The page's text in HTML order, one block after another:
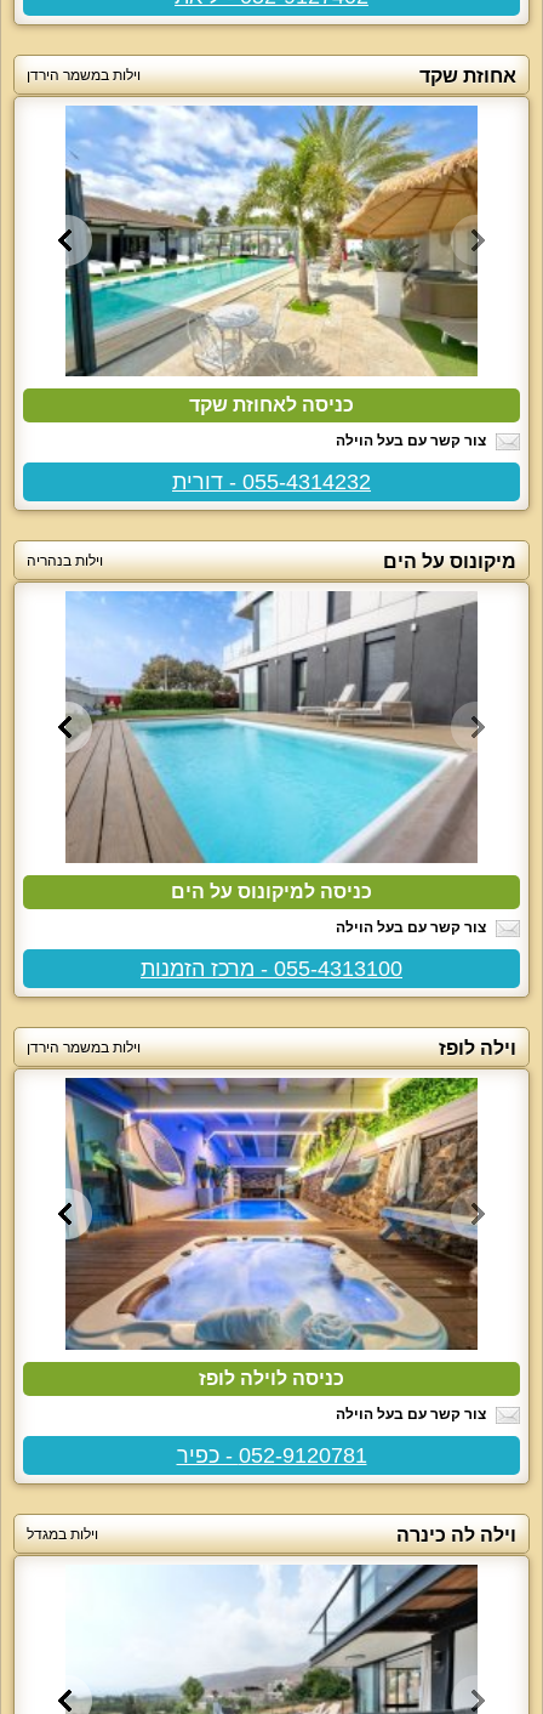
אחוזת שקד וילות במשמר הירדן
כניסה לאחוזת שקד
צור קשר עם בעל הוילה
055-4314232 - דורית
מיקונוס על הים וילות בנהריה
כניסה למיקונוס על הים
צור קשר עם בעל הוילה
055-4313100 - מרכז הזמנות
וילה לופז וילות במשמר הירדן
כניסה לוילה לופז
צור קשר עם בעל הוילה
052-9120781 - כפיר
וילה לה כינרה וילות במגדל